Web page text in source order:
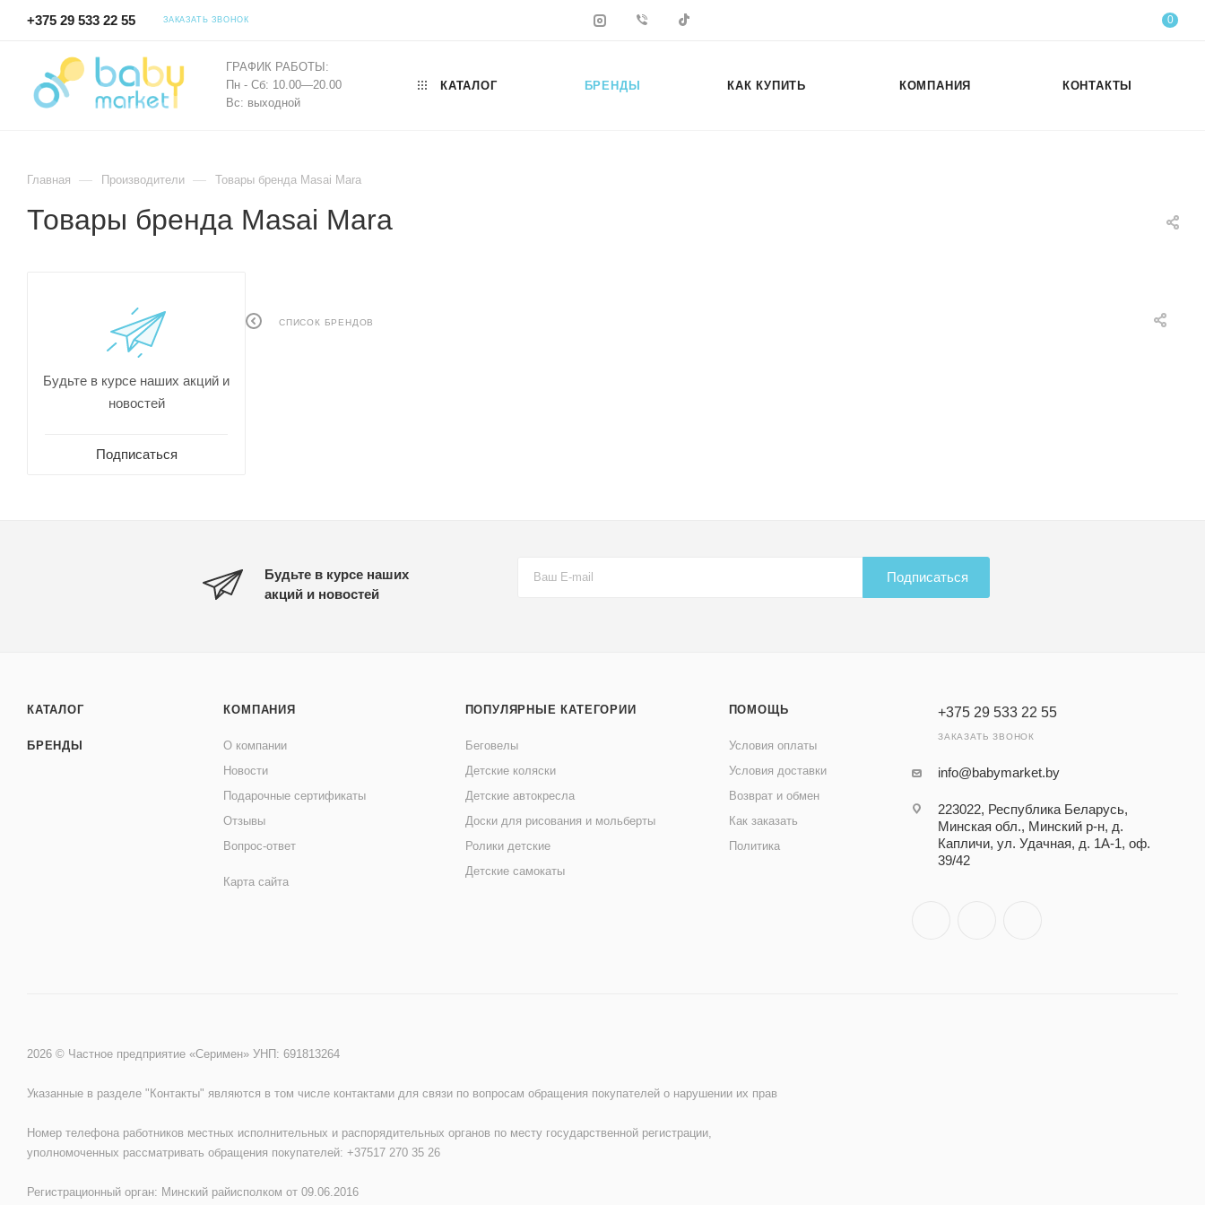
+375 29 533 22 55 ЗАКАЗАТЬ ЗВОНОК 0
ГРАФИК РАБОТЫ:
Пн - Сб: 10.00—20.00
Вс: выходной
КАТАЛОГ БРЕНДЫ КАК КУПИТЬ КОМПАНИЯ КОНТАКТЫ
Главная — Производители — Товары бренда Masai Mara
Товары бренда Masai Mara
СПИСОК БРЕНДОВ
Будьте в курсе наших акций и
новостей
Подписаться
Будьте в курсе наших
акций и новостей
Подписаться
КАТАЛОГ
БРЕНДЫ
КОМПАНИЯ
О компании
Новости
Подарочные сертификаты
Отзывы
Вопрос-ответ
Карта сайта
ПОПУЛЯРНЫЕ КАТЕГОРИИ
Беговелы
Детские коляски
Детские автокресла
Доски для рисования и мольберты
Ролики детские
Детские самокаты
ПОМОЩЬ
Условия оплаты
Условия доставки
Возврат и обмен
Как заказать
Политика
+375 29 533 22 55
ЗАКАЗАТЬ ЗВОНОК
info@babymarket.by
223022, Республика Беларусь,
Минская обл., Минский р-н, д.
Капличи, ул. Удачная, д. 1А-1, оф.
39/42
2026 © Частное предприятие «Серимен» УНП: 691813264
Указанные в разделе "Контакты" являются в том числе контактами для связи по вопросам обращения покупателей о нарушении их прав
Номер телефона работников местных исполнительных и распорядительных органов по месту государственной регистрации,
уполномоченных рассматривать обращения покупателей: +37517 270 35 26
Регистрационный орган: Минский райисполком от 09.06.2016